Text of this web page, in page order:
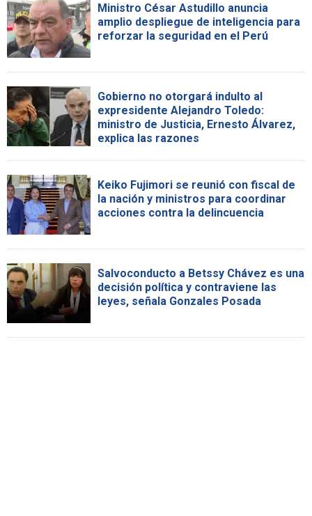
Ministro César Astudillo anuncia
amplio despliegue de inteligencia para
reforzar la seguridad en el Perú
Gobierno no otorgará indulto al
expresidente Alejandro Toledo:
ministro de Justicia, Ernesto Álvarez,
explica las razones
Keiko Fujimori se reunió con fiscal de
la nación y ministros para coordinar
acciones contra la delincuencia
Salvoconducto a Betssy Chávez es una
decisión política y contraviene las
leyes, señala Gonzales Posada